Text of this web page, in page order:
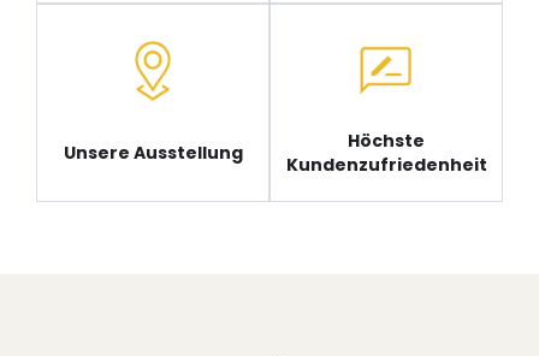
Unsere Ausstellung
Höchste
Kundenzufriedenheit